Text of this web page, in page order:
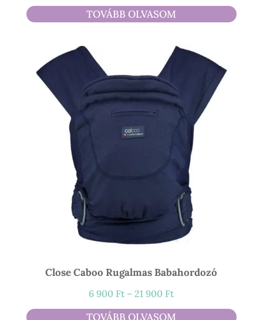
4
900 Ft
TOVÁBB OLVASOM
Close Caboo Rugalmas Babahordozó
6 900 Ft – 21 900 FtÁrtartomány:
6
TOVÁBB OLVASOM